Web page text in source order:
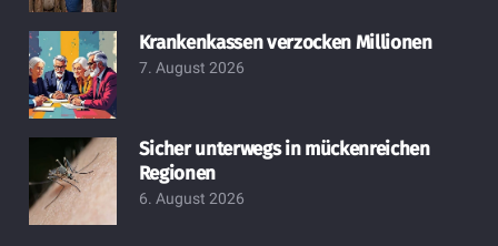
Krankenkassen verzocken Millionen
7. August 2026
Sicher unterwegs in mückenreichen
Regionen
6. August 2026